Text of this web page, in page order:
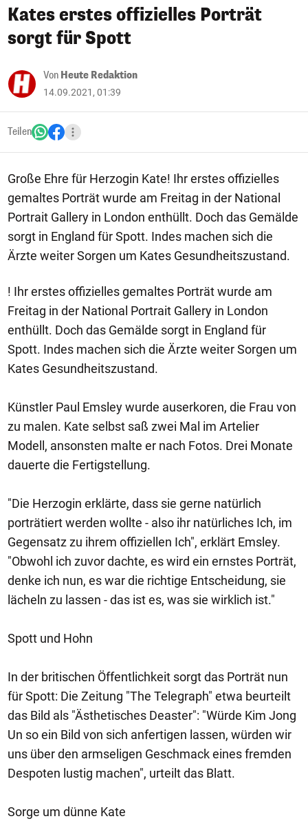
Kates erstes offizielles Porträt
sorgt für Spott
Von Heute Redaktion
14.09.2021, 01:39
Teilen
Große Ehre für Herzogin Kate! Ihr erstes offizielles
gemaltes Porträt wurde am Freitag in der National
Portrait Gallery in London enthüllt. Doch das Gemälde
sorgt in England für Spott. Indes machen sich die
Ärzte weiter Sorgen um Kates Gesundheitszustand.
! Ihr erstes offizielles gemaltes Porträt wurde am
Freitag in der National Portrait Gallery in London
enthüllt. Doch das Gemälde sorgt in England für
Spott. Indes machen sich die Ärzte weiter Sorgen um
Kates Gesundheitszustand.
Künstler Paul Emsley wurde auserkoren, die Frau von
zu malen. Kate selbst saß zwei Mal im Artelier
Modell, ansonsten malte er nach Fotos. Drei Monate
dauerte die Fertigstellung.
"Die Herzogin erklärte, dass sie gerne natürlich
porträtiert werden wollte - also ihr natürliches Ich, im
Gegensatz zu ihrem offiziellen Ich", erklärt Emsley.
"Obwohl ich zuvor dachte, es wird ein ernstes Porträt,
denke ich nun, es war die richtige Entscheidung, sie
lächeln zu lassen - das ist es, was sie wirklich ist."
Spott und Hohn
In der britischen Öffentlichkeit sorgt das Porträt nun
für Spott: Die Zeitung "The Telegraph" etwa beurteilt
das Bild als "Ästhetisches Deaster": "Würde Kim Jong
Un so ein Bild von sich anfertigen lassen, würden wir
uns über den armseligen Geschmack eines fremden
Despoten lustig machen", urteilt das Blatt.
Sorge um dünne Kate